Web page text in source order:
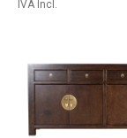
IVA Incl.